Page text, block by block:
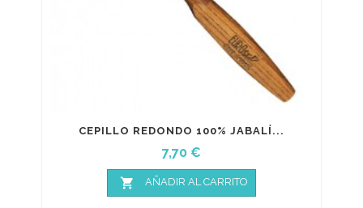
CEPILLO REDONDO 100% JABALÍ...
Precio
7,70 €
 AÑADIR AL CARRITO